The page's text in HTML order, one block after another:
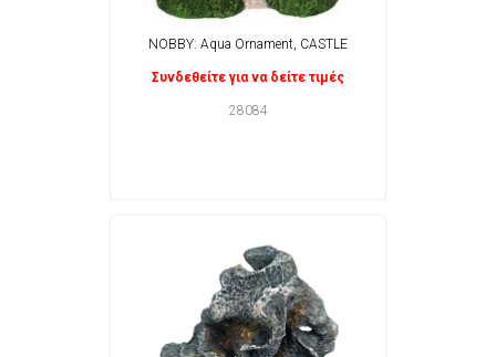
NOBBY: Aqua Ornament, CASTLE
Συνδεθείτε για να δείτε τιμές
28084